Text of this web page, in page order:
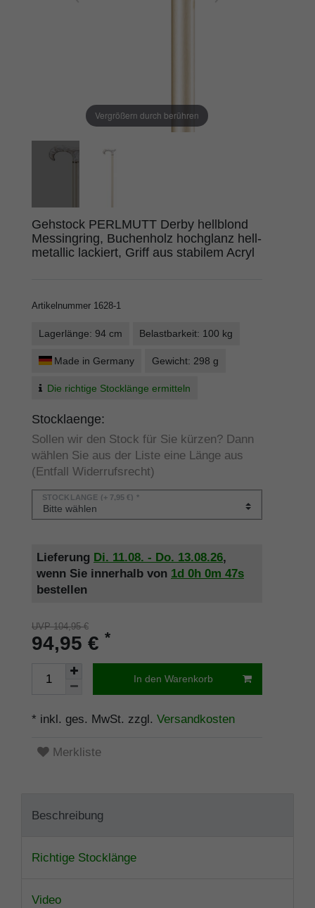
Vergrößern durch berühren
Gehstock PERLMUTT Derby hellblond
Messingring, Buchenholz hochglanz hell-
metallic lackiert, Griff aus stabilem Acryl
Artikelnummer 1628-1
Lagerlänge: 94 cm Belastbarkeit: 100 kg
Made in Germany Gewicht: 298 g
Die richtige Stocklänge ermitteln
Stocklaenge:
Sollen wir den Stock für Sie kürzen? Dann
wählen Sie aus der Liste eine Länge aus
(Entfall Widerrufsrecht)
STOCKLÄNGE (+ 7,95 €) *
Lieferung Di. 11.08. - Do. 13.08.26,
wenn Sie innerhalb von 1d 0h 0m 47s
bestellen
UVP 104,95 €
94,95 € *
In den Warenkorb
* inkl. ges. MwSt. zzgl. Versandkosten
Merkliste
Beschreibung
Richtige Stocklänge
Video